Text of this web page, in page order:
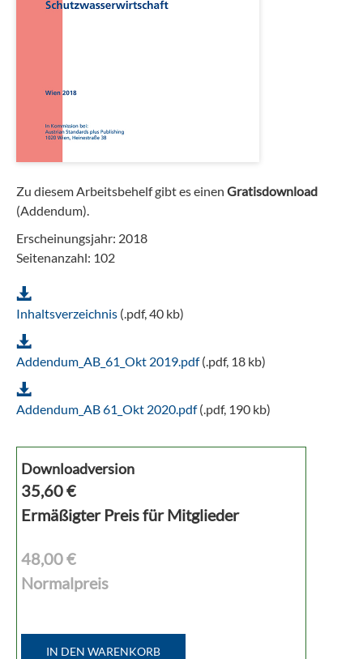
Zu diesem Arbeitsbehelf gibt es einen Gratisdownload
(Addendum).
Erscheinungsjahr: 2018
Seitenanzahl: 102
Inhaltsverzeichnis (.pdf, 40 kb)
Addendum_AB_61_Okt 2019.pdf(.pdf, 18 kb)
Addendum_AB 61_Okt 2020.pdf(.pdf, 190 kb)
Downloadversion
35,60€
Ermäßigter Preis für Mitglieder
48,00 €
Normalpreis
IN DEN WARENKORB